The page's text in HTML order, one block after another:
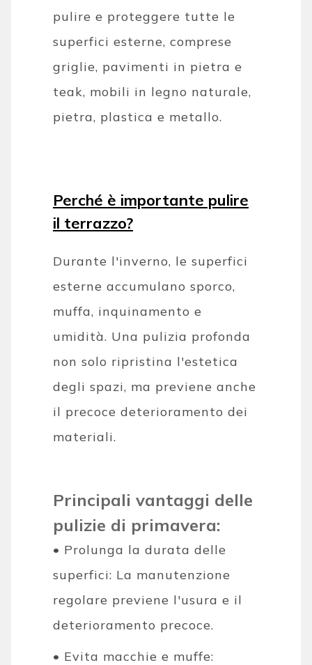
pulire e proteggere tutte le
superfici esterne, comprese
griglie, pavimenti in pietra e
teak, mobili in legno naturale,
pietra, plastica e metallo.
Perché è importante pulire
il terrazzo?
Durante l'inverno, le superfici
esterne accumulano sporco,
muffa, inquinamento e
umidità. Una pulizia profonda
non solo ripristina l'estetica
degli spazi, ma previene anche
il precoce deterioramento dei
materiali.
Principali vantaggi delle
pulizie di primavera:
• Prolunga la durata delle
superfici: La manutenzione
regolare previene l'usura e il
deterioramento precoce.
• Evita macchie e muffe: